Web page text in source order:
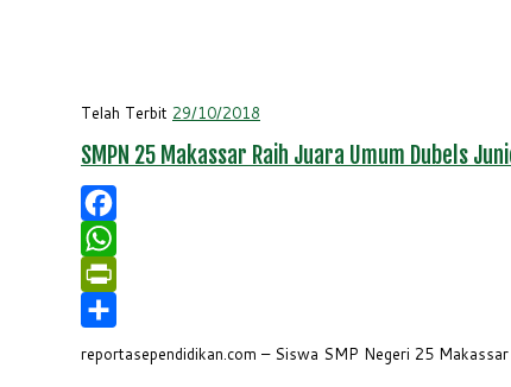
Telah Terbit 29/10/2018
SMPN 25 Makassar Raih Juara Umum Dubels
Facebook
WhatsApp
PrintFriendly
Share
reportasependidikan.com – Siswa SMP Negeri 25